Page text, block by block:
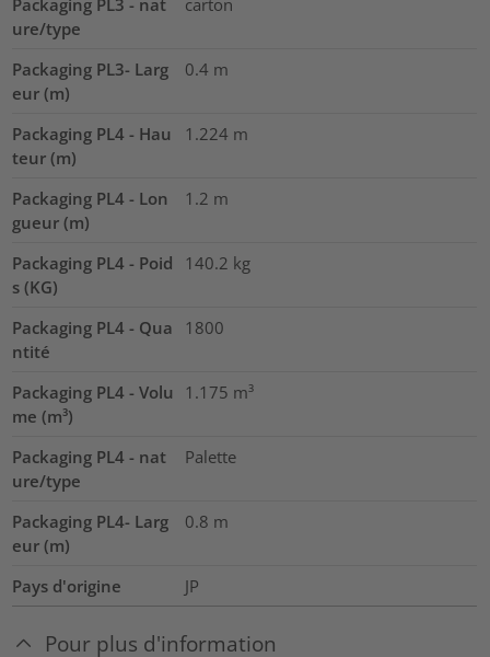
Packaging PL3 - nat
ure/type
carton
Packaging PL3- Larg
eur (m)
0.4 m
Packaging PL4 - Hau
teur (m)
1.224 m
Packaging PL4 - Lon
gueur (m)
1.2 m
Packaging PL4 - Poid
s (KG)
140.2 kg
Packaging PL4 - Qua
ntité
1800
Packaging PL4 - Volu
me (m³)
1.175 m³
Packaging PL4 - nat
ure/type
Palette
Packaging PL4- Larg
eur (m)
0.8 m
Pays d'origine JP
Pour plus d'information